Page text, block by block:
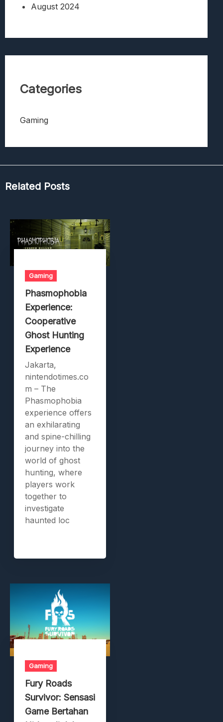
August 2024
Categories
Gaming
Related Posts
Gaming
Phasmophobia
Experience:
Cooperative
Ghost Hunting
Experience
Jakarta,
nintendotimes.co
m – The
Phasmophobia
experience offers
an exhilarating
and spine-chilling
journey into the
world of ghost
hunting, where
players work
together to
investigate
haunted loc
Gaming
Fury Roads
Survivor: Sensasi
Game Bertahan